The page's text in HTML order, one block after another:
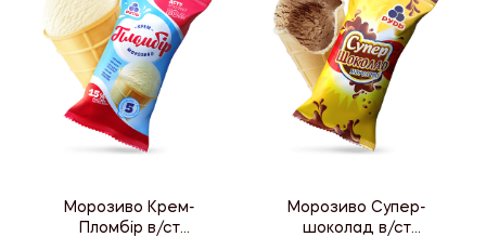
Морозиво Крем-
Пломбір в/ст
Морозиво Супер-
шоколад в/ст